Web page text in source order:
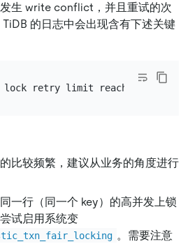
生 write conflict，并且重试的次
的日志中会出现含有下述关键
比较频繁，建议从业务的角度进行
一行（同一个 key）的高并发上锁
试启用系统变
。需要注意